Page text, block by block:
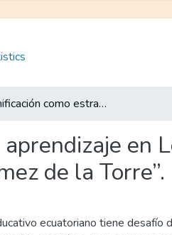
La Gamificación como estrategia de aprendizaje en Lengua y Literatura del sexto grado de la U. E “Teodoro Gómez de la Torre”.
en
de la Torre”.
ecuatoriano tiene desafío